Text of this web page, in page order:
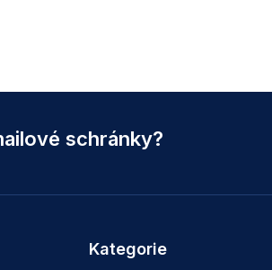
schránky?
Kategorie